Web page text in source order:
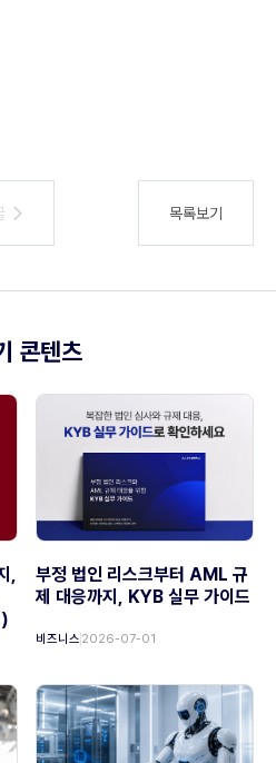
목록보기
콘텐츠
,
부정 법인 리스크부터 AML 규
제 대응까지, KYB 실무 가이드
비즈니스 2026-07-01